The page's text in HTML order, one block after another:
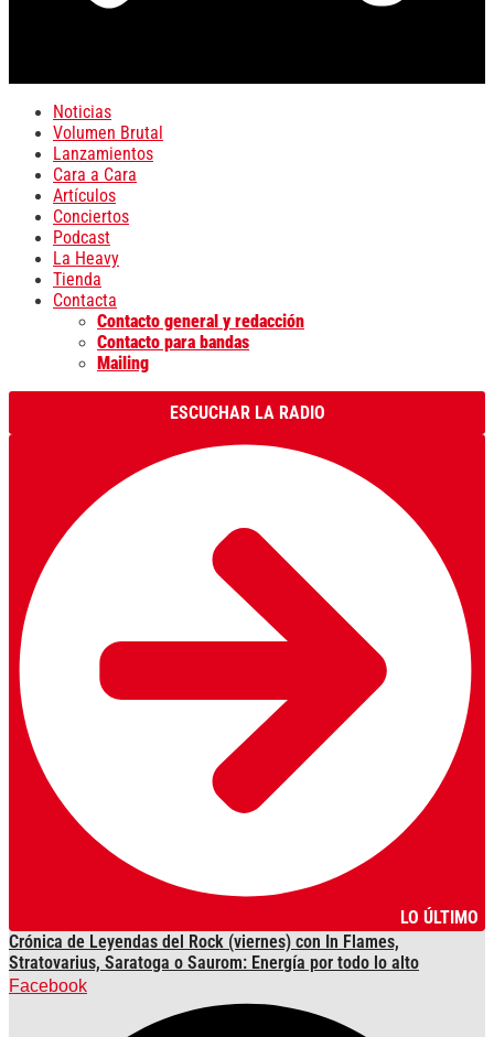
Noticias
Volumen Brutal
Lanzamientos
Cara a Cara
Artículos
Conciertos
Podcast
La Heavy
Tienda
Contacta
Contacto general y redacción
Contacto para bandas
Mailing
ESCUCHAR LA RADIO
LO ÚLTIMO
Crónica de Leyendas del Rock (viernes) con In Flames,
Stratovarius, Saratoga o Saurom: Energía por todo lo alto
Facebook